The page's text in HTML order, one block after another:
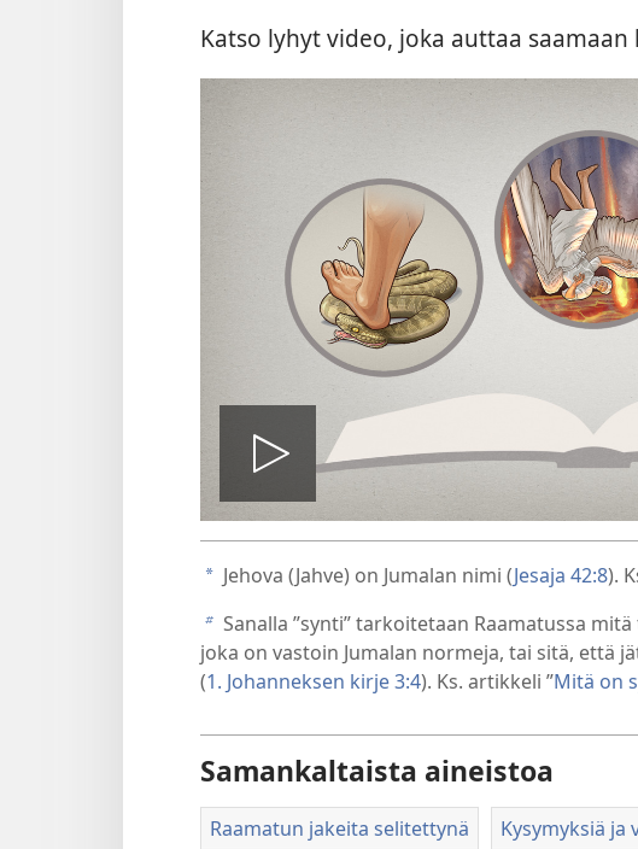
Katso lyhyt video, joka auttaa
Toista
video
a Jehova (Jahve) on Jumalan nimi (Jesaja 42:8).
b Sanalla ”synti” tarkoitetaan Raamatussa
joka on vastoin Jumalan normeja, tai sitä, että
(1. Johanneksen kirje 3:4). Ks. artikkeli ”Mitä on
Samankaltaista aineistoa
Raamatun jakeita selitettynä Kysymyksiä ja